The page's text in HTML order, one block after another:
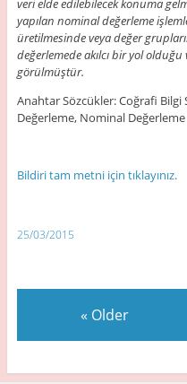
veri elde edilebilecek konuma
yapılan nominal değerleme
üretilmesinde veya değer
değerlemede akılcı bir yol
görülmüştür.
Anahtar Sözcükler: Coğrafi Bilgi
Değerleme, Nominal
Bildiri tam metni için tıklayınız.
25/03/2015
« Older